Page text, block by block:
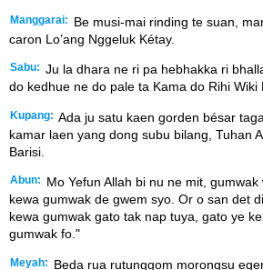
Manggarai:
Be musi-mai rinding te suan,
caron Lo’ang Nggeluk Kétay.
Sabu: Ju la dhara ne ri pa hebhakka ri
do kedhue ne do pale ta Kama do Rihi Wiki
Kupang: Ada ju satu kaen gorden bésar
kamar laen yang dong subu bilang, Tuhan
Barisi.
Abun:
Mo Yefun Allah bi nu ne mit,
kewa gumwak de gwem syo. Or o san det
kewa gumwak gato tak nap tuya, gato ye
gumwak fo."
Meyah: Beda rua rutunggom morongsu